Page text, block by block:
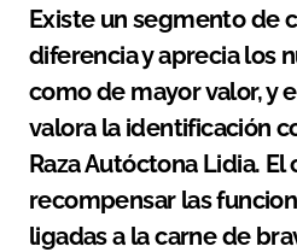
Existe un segmento de
diferencia y aprecia los
como de mayor valor, y
valora la identificación
Raza Autóctona Lidia.
recompensar las
ligadas a la carne de